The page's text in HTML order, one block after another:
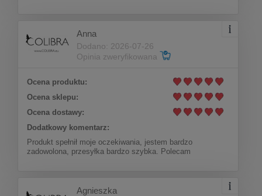
Anna
Dodano: 2026-07-26
Opinia zweryfikowana
Ocena produktu:
Ocena sklepu:
Ocena dostawy:
Dodatkowy komentarz:
Produkt spełnił moje oczekiwania, jestem bardzo
zadowolona, przesyłka bardzo szybka. Polecam
Agnieszka